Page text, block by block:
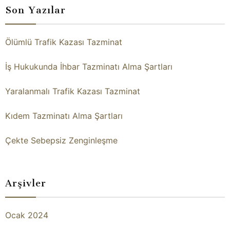
Son Yazılar
Ölümlü Trafik Kazası Tazminat
İş Hukukunda İhbar Tazminatı Alma Şartları
Yaralanmalı Trafik Kazası Tazminat
Kıdem Tazminatı Alma Şartları
Çekte Sebepsiz Zenginleşme
Arşivler
Ocak 2024